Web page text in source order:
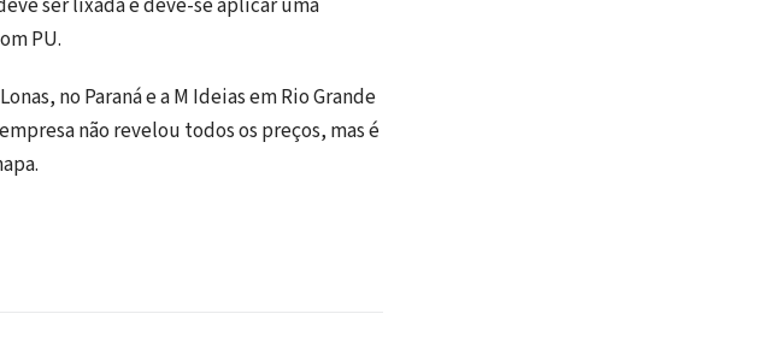
ser lixada e deve-se aplicar uma
PU.
no Paraná e a M Ideias em Rio Grande
não revelou todos os preços, mas é